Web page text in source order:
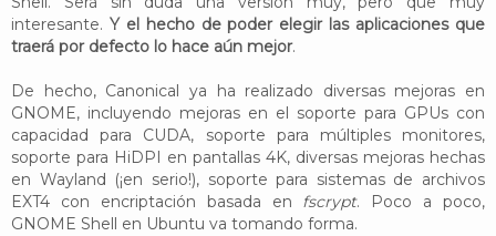
interesante. Y el hecho de poder elegir las aplicaciones que
traerá por defecto lo hace aún mejor.
De hecho, Canonical ya ha realizado diversas mejoras en
GNOME, incluyendo mejoras en el soporte para GPUs con
capacidad para CUDA, soporte para múltiples monitores,
soporte para HiDPI en pantallas 4K, diversas mejoras hechas
en Wayland (¡en serio!), soporte para sistemas de archivos
EXT4 con encriptación basada en fscrypt. Poco a poco,
GNOME Shell en Ubuntu va tomando forma.